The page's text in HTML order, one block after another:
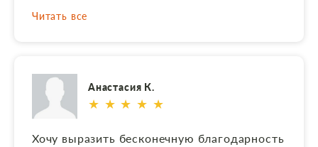
собой ребята все убрали. Была приятно
Читать все
Анастасия К.
★ ★ ★ ★ ★
Хочу выразить бесконечную благодарность